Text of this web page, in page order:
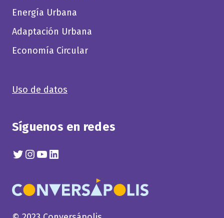
Energía Urbana
Adaptación Urbana
Economía Circular
Uso de datos
Síguenos en redes
Twitter
Instagram
YouTube
Linkedin